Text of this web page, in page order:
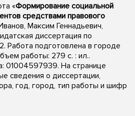
«Формирование социальной
средствами правового
Максим Геннадьевич,
диссертация по
Работа подготовлена в городе
работы: 279 с. : ил..
01004597939. На странице
сведения о диссертации,
год, город, тип работы и шифр